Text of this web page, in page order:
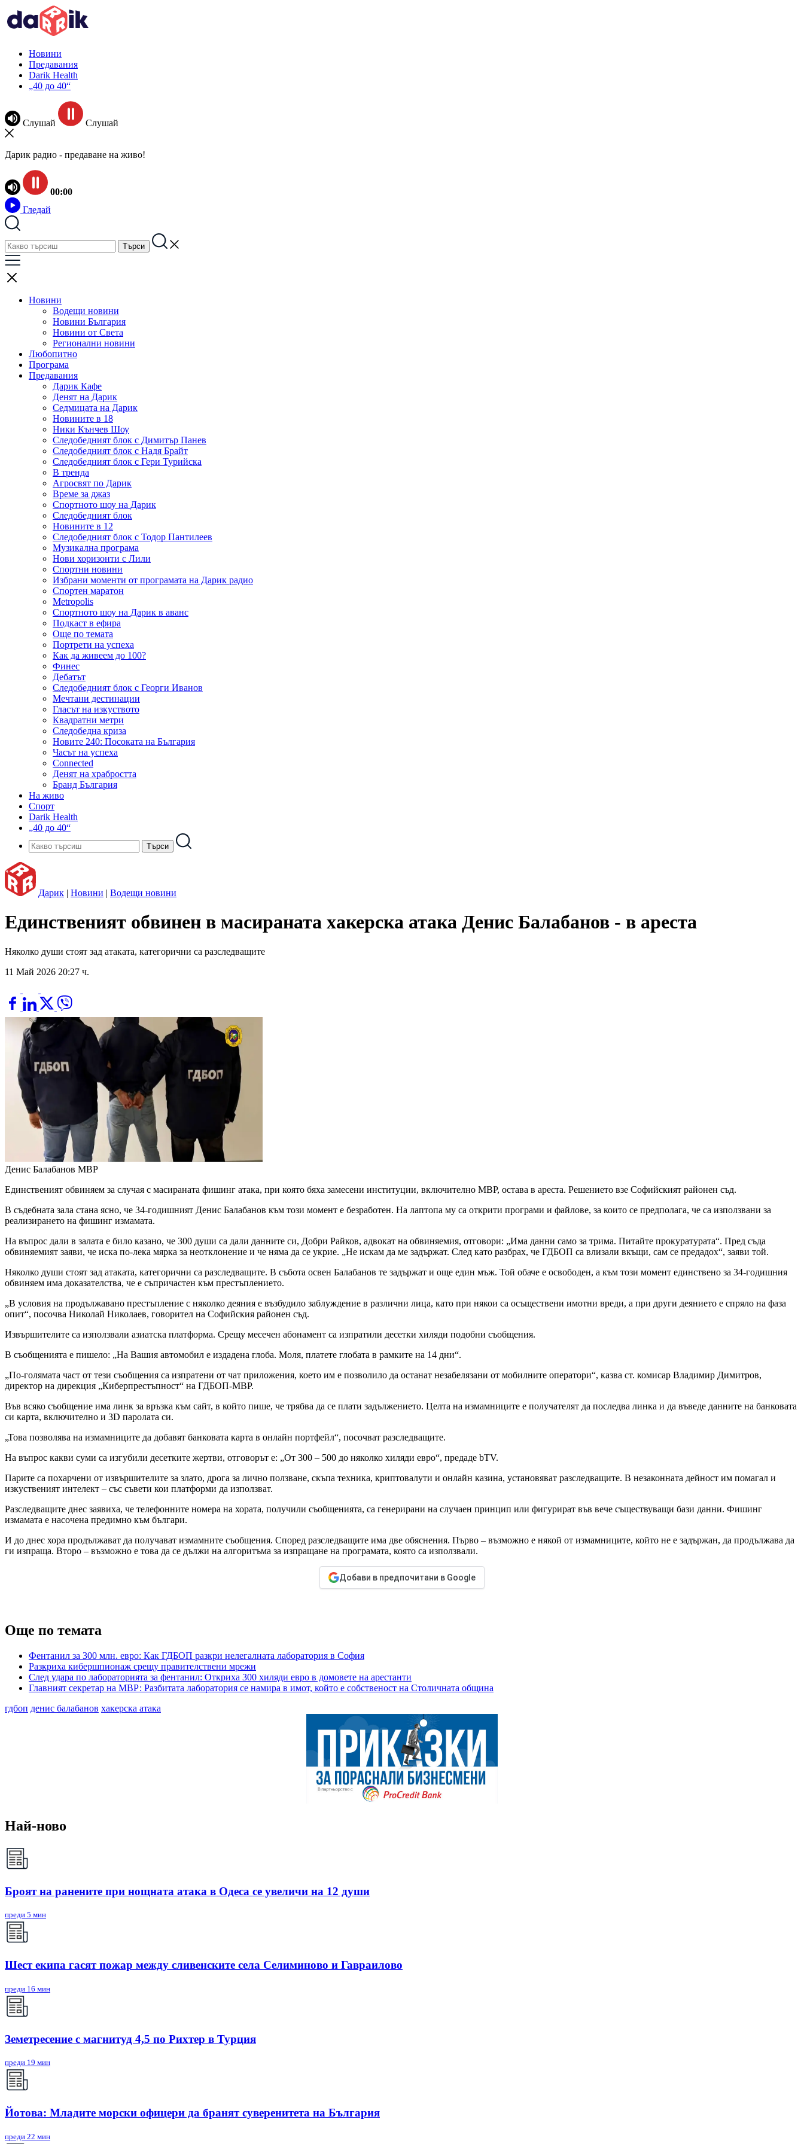
Новини
Предавания
Darik Health
„40 до 40“
Слушай Слушай
Дарик радио - предаване на живо!
00:00
Гледай
Новини
Водещи новини
Новини България
Новини от Света
Регионални новини
Любопитно
Програма
Предавания
Дарик Кафе
Денят на Дарик
Седмицата на Дарик
Новините в 18
Ники Кънчев Шоу
Следобедният блок с Димитър Панев
Следобедният блок с Надя Брайт
Следобедният блок с Гери Турийска
В тренда
Агросвят по Дарик
Време за джаз
Спортното шоу на Дарик
Следобедният блок
Новините в 12
Следобедният блок с Тодор Пантилеев
Музикална програма
Нови хоризонти с Лили
Спортни новини
Избрани моменти от програмата на Дарик радио
Спортен маратон
Metropolis
Спортното шоу на Дарик в аванс
Подкаст в ефира
Още по темата
Портрети на успеха
Как да живеем до 100?
Финес
Дебатът
Следобедният блок с Георги Иванов
Мечтани дестинации
Гласът на изкуството
Квадратни метри
Следобедна криза
Новите 240: Посоката на България
Часът на успеха
Connected
Денят на храбростта
Бранд България
На живо
Спорт
Darik Health
„40 до 40“
Дарик | Новини | Водещи новини
Единственият обвинен в масираната хакерска атака Денис Балабанов - в ареста
Няколко души стоят зад атаката, категорични са разследващите
11 Май 2026 20:27 ч.
Денис Балабанов МВР
Единственият обвиняем за случая с масираната фишинг атака, при която бяха замесени институции, включително МВР, остава в ареста. Решението взе Софийският районен съд.
В съдебната зала стана ясно, че 34-годишният Денис Балабанов към този момент е безработен. На лаптопа му са открити програми и файлове, за които се предполага, че са използвани за
реализирането на фишинг измамата.
На въпрос дали в залата е било казано, че 300 души са дали данните си, Добри Райков, адвокат на обвиняемия, отговори: „Има данни само за трима. Питайте прокуратурата“. Пред съда
обвиняемият заяви, че иска по-лека мярка за неотклонение и че няма да се укрие. „Не искам да ме задържат. След като разбрах, че ГДБОП са влизали вкъщи, сам се предадох“, заяви той.
Няколко души стоят зад атаката, категорични са разследващите. В събота освен Балабанов те задържат и още един мъж. Той обаче е освободен, а към този момент единствено за 34-годишния
обвиняем има доказателства, че е съпричастен към престъплението.
„В условия на продължавано престъпление с няколко деяния е възбудило заблуждение в различни лица, като при някои са осъществени имотни вреди, а при други деянието е спряло на фаза
опит“, посочва Николай Николаев, говорител на Софийския районен съд.
Извършителите са използвали азиатска платформа. Срещу месечен абонамент са изпратили десетки хиляди подобни съобщения.
В съобщенията е пишело: „На Вашия автомобил е издадена глоба. Моля, платете глобата в рамките на 14 дни“.
„По-голямата част от тези съобщения са изпратени от чат приложения, което им е позволило да останат незабелязани от мобилните оператори“, казва ст. комисар Владимир Димитров,
директор на дирекция „Киберпрестъпност“ на ГДБОП-МВР.
Във всяко съобщение има линк за връзка към сайт, в който пише, че трябва да се плати задължението. Целта на измамниците е получателят да последва линка и да въведе данните на банковата
си карта, включително и 3D паролата си.
„Това позволява на измамниците да добавят банковата карта в онлайн портфейл“, посочват разследващите.
На въпрос какви суми са изгубили десетките жертви, отговорът е: „От 300 – 500 до няколко хиляди евро“, предаде bTV.
Парите са похарчени от извършителите за злато, дрога за лично ползване, скъпа техника, криптовалути и онлайн казина, установяват разследващите. В незаконната дейност им помагал и
изкуственият интелект – със съвети кои платформи да използват.
Разследващите днес заявиха, че телефонните номера на хората, получили съобщенията, са генерирани на случаен принцип или фигурират във вече съществуващи бази данни. Фишинг
измамата е насочена предимно към българи.
И до днес хора продължават да получават измамните съобщения. Според разследващите има две обяснения. Първо – възможно е някой от измамниците, който не е задържан, да продължава да
ги изпраща. Второ – възможно е това да се дължи на алгоритъма за изпращане на програмата, която са използвали.
Добави в предпочитани в Google
Още по темата
Фентанил за 300 млн. евро: Как ГДБОП разкри нелегалната лаборатория в София
Разкриха кибершпионаж срещу правителствени мрежи
След удара по лабораторията за фентанил: Откриха 300 хиляди евро в домовете на арестанти
Главният секретар на МВР: Разбитата лаборатория се намира в имот, който е собственост на Столичната община
гдбоп денис балабанов хакерска атака
Най-ново
Броят на ранените при нощната атака в Одеса се увеличи на 12 души
преди 5 мин
Шест екипа гасят пожар между сливенските села Селиминово и Гавраилово
преди 16 мин
Земетресение с магнитуд 4,5 по Рихтер в Турция
преди 19 мин
Йотова: Младите морски офицери да бранят суверенитета на България
преди 22 мин